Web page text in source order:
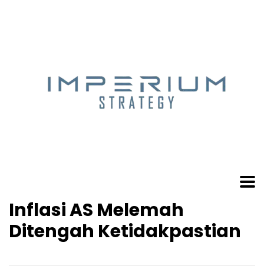
Inflasi AS Melemah
Ditengah Ketidakpastian